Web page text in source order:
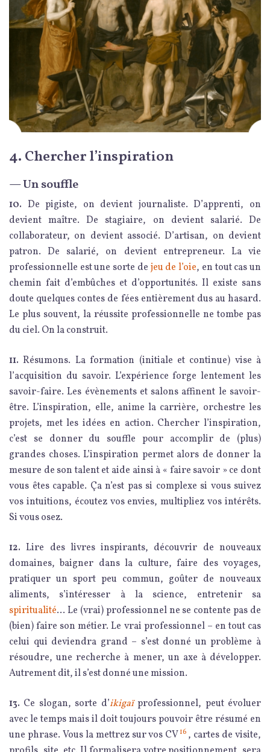
4. Chercher l’inspiration
— Un souffle
10. De pigiste, on devient journaliste. D’apprenti, on
devient maître. De stagiaire, on devient salarié. De
collaborateur, on devient associé. D’artisan, on devient
patron. De salarié, on devient entrepreneur. La vie
professionnelle est une sorte de jeu de l’oie, en tout cas un
chemin fait d’embûches et d’opportunités. Il existe sans
doute quelques contes de fées entièrement dus au hasard.
Le plus souvent, la réussite professionnelle ne tombe pas
du ciel. On la construit.
11.Résumons. La formation (initiale et continue) vise à
l’acquisition du savoir. L’expérience forge lentement les
savoir-faire. Les évènements et salons affinent le savoir-
être. L’inspiration, elle, anime la carrière, orchestre les
projets, met les idées en action. Chercher l’inspiration,
c’est se donner du souffle pour accomplir de (plus)
grandes choses. L’inspiration permet alors de donner la
mesure de son talent et aide ainsi à « faire savoir » ce dont
vous êtes capable. Ça n’est pas si complexe si vous suivez
vos intuitions, écoutez vos envies, multipliez vos intérêts.
Si vous osez.
12.Lire des livres inspirants, découvrir de nouveaux
domaines, baigner dans la culture, faire des voyages,
pratiquer un sport peu commun, goûter de nouveaux
aliments, s’intéresser à la science, entretenir sa
spiritualité… Le (vrai) professionnel ne se contente pas de
(bien) faire son métier. Le vrai professionnel – en tout cas
celui qui deviendra grand – s’est donné un problème à
résoudre, une recherche à mener, un axe à développer.
Autrement dit, il s’est donné une mission.
13. Ce slogan, sorte d’ikigaïprofessionnel, peut évoluer
avec le temps mais il doit toujours pouvoir être résumé en
une phrase. Vous la mettrez sur vos CV16 , cartes de visite,